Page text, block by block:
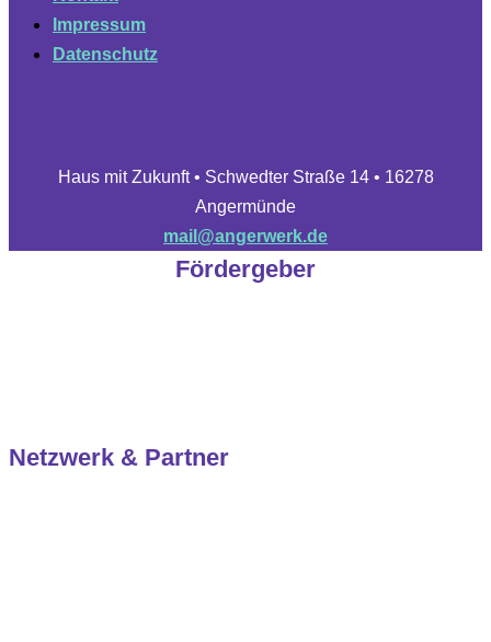
Impressum
Datenschutz
Haus mit Zukunft • Schwedter Straße 14 • 16278
Angermünde
mail@angerwerk.de
Fördergeber
Netzwerk & Partner